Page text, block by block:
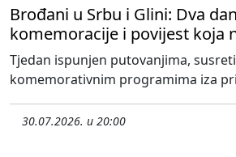
Brođani u Srbu i Glini: Dva
komemoracije i povijest koja
Tjedan ispunjen putovanjima,
komemorativnim programima iza
30.07.2026. u 20:00